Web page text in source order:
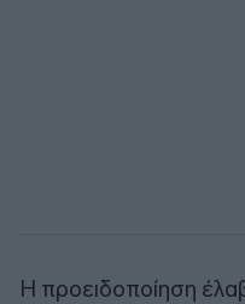
Η προειδοποίηση